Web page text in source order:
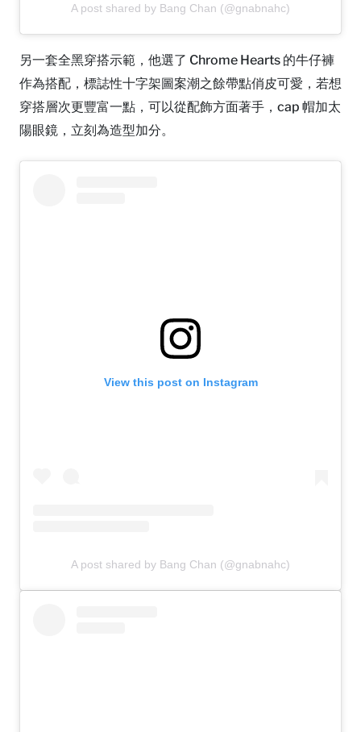
A post shared by Bang Chan (@gnabnahc)
另一套全黑穿搭示範，他選了 Chrome Hearts 的牛仔褲
作為搭配，標誌性十字架圖案潮之餘帶點俏皮可愛，若想
穿搭層次更豐富一點，可以從配飾方面著手，cap 帽加太
陽眼鏡，立刻為造型加分。
View this post on Instagram
A post shared by Bang Chan (@gnabnahc)